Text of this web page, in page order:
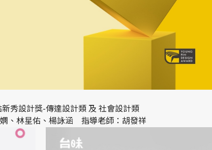
新秀設計獎-傳達設計類 及 社會設計類
、林星佑、楊詠涵 指導老師：胡發祥